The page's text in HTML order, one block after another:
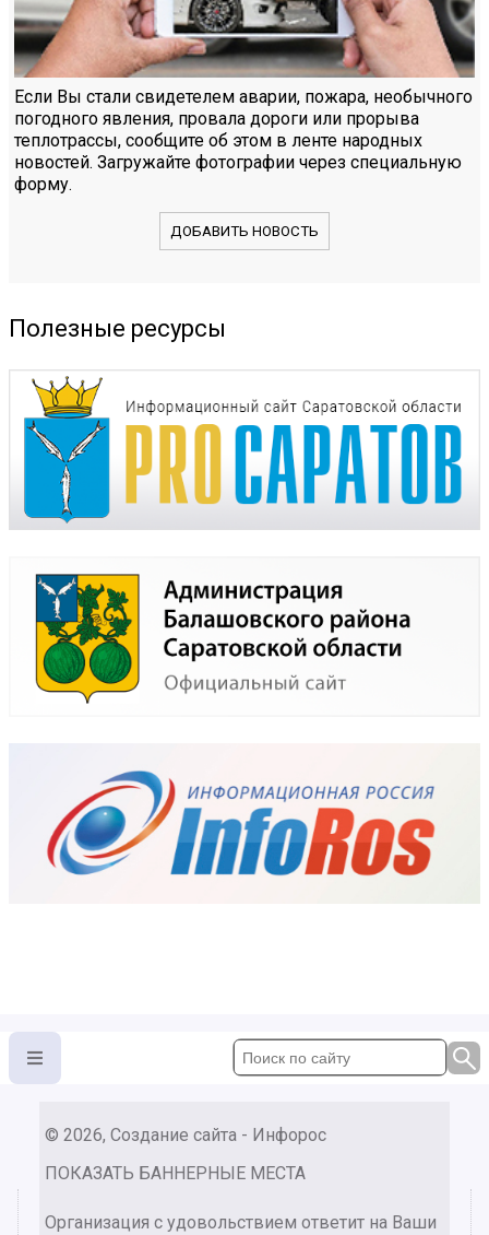
Если Вы стали свидетелем аварии, пожара, необычного
погодного явления, провала дороги или прорыва
теплотрассы, сообщите об этом в ленте народных
новостей. Загружайте фотографии через специальную
форму.
ДОБАВИТЬ НОВОСТЬ
Полезные ресурсы
© 2026, Создание сайта - Инфорос
ПОКАЗАТЬ БАННЕРНЫЕ МЕСТА
Организация с удовольствием ответит на Ваши